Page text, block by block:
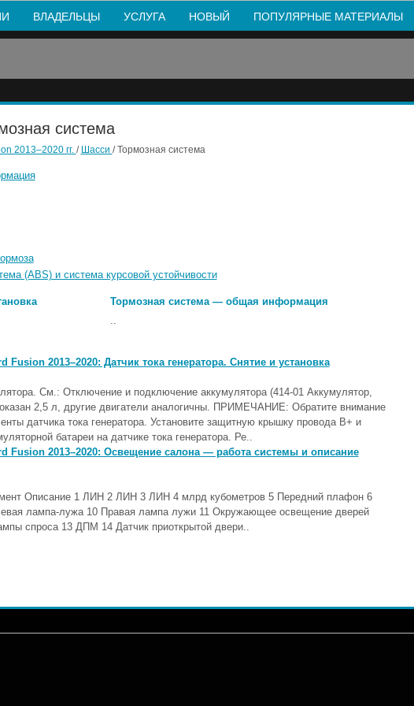
ВЛАДЕЛЬЦЫ УСЛУГА НОВЫЙ ПОПУЛЯРНЫЕ МАТЕРИАЛЫ
система
2013–2020 гг. / Шасси / Тормозная система
(ABS) и система курсовой устойчивости
Тормозная система — общая информация
..
2013–2020: Датчик тока генератора. Снятие и установка
См.: Отключение и подключение аккумулятора (414-01 Аккумулятор,
2,5 л, другие двигатели аналогичны. ПРИМЕЧАНИЕ: Обратите внимание
датчика тока генератора. Установите защитную крышку провода B+ и
батареи на датчике тока генератора. Ре..
Fusion 2013–2020: Освещение салона — работа системы и описание
Описание 1 ЛИН 2 ЛИН 3 ЛИН 4 млрд кубометров 5 Передний плафон 6
лампа-лужа 10 Правая лампа лужи 11 Окружающее освещение дверей
спроса 13 ДПМ 14 Датчик приоткрытой двери..